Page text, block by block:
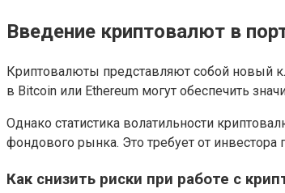
Введение криптовалют в
Криптовалюты представляют собой новый
в Bitcoin или Ethereum могут обеспечить
Однако статистика волатильности
фондового рынка. Это требует от
Как снизить риски при работе с